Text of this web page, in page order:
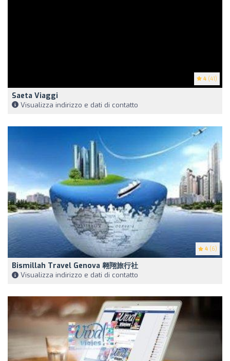
4 (41)
Saeta Viaggi
Visualizza indirizzo e dati di contatto
4 (6)
Bismillah Travel Genova 翱翔旅行社
Visualizza indirizzo e dati di contatto